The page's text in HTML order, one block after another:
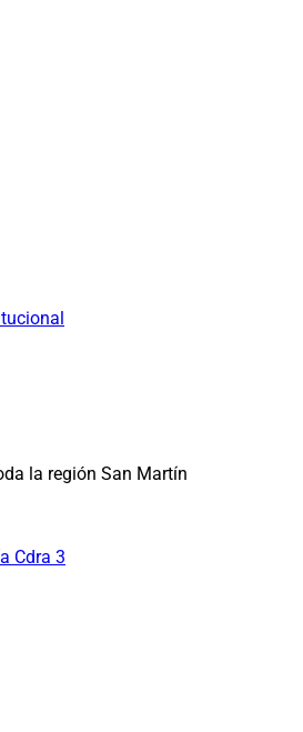
la región San Martín
Cdra 3